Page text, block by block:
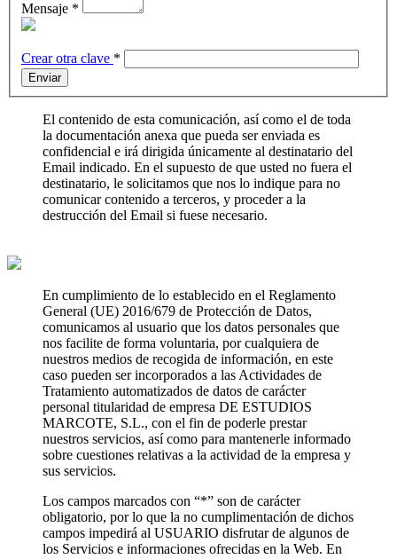
Mensaje *
Crear otra clave *
Enviar
El contenido de esta comunicación, así como el de toda
la documentación anexa que pueda ser enviada es
confidencial e irá dirigida únicamente al destinatario del
Email indicado. En el supuesto de que usted no fuera el
destinatario, le solicitamos que nos lo indique para no
comunicar contenido a terceros, y proceder a la
destrucción del Email si fuese necesario.
En cumplimiento de lo establecido en el Reglamento
General (UE) 2016/679 de Protección de Datos,
comunicamos al usuario que los datos personales que
nos facilite de forma voluntaria, por cualquiera de
nuestros medios de recogida de información, en este
caso pueden ser incorporados a las Actividades de
Tratamiento automatizados de datos de carácter
personal titularidad de empresa DE ESTUDIOS
MARCOTE, S.L., con el fin de poderle prestar
nuestros servicios, así como para mantenerle informado
sobre cuestiones relativas a la actividad de la empresa y
sus servicios.
Los campos marcados con “*” son de carácter
obligatorio, por lo que la no cumplimentación de dichos
campos impedirá al USUARIO disfrutar de algunos de
los Servicios e informaciones ofrecidas en la Web. En